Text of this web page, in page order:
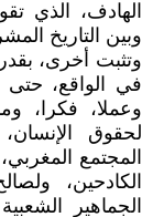
الهادف، الذي
وبين التاريخ
وتثبت أخرى،
في الواقع، حتى
وعملا، فكرا،
لحقوق
المجتمع
الكادحين،
الجماهير